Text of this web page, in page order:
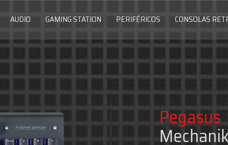
AUDIO GAMING STATION PERIFÉRICOS CONSOLAS